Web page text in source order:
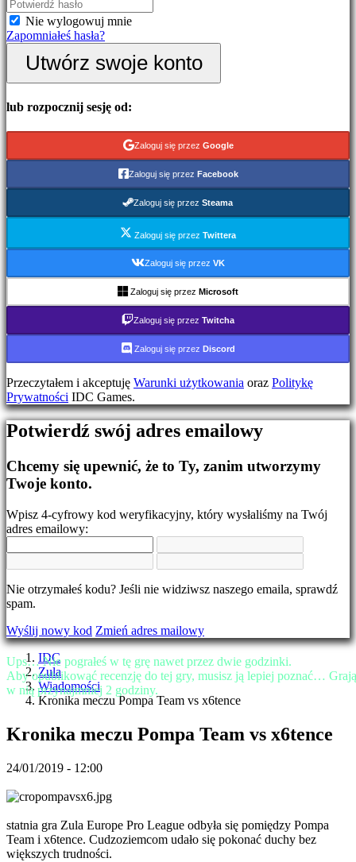
Wydarzenia
w
grze
Media
IDC
IDC
Wsparcie
Konto
się
się
hasła?
Zmień
język
AR
BS
CS
DE
EL
EN
FI
FR
KO
NL
PL
PT
RO
RU
SR
TR
VI
ZH
Gra
Nie wylogowuj mnie
Zapomniałeś hasła?
Utwórz swoje konto
lub rozpocznij sesję od:
Zaloguj się przez Google
Zaloguj się przez Facebook
Zaloguj się przez Steama
Zaloguj się przez Twittera
Zaloguj się przez VK
Zaloguj się przez Microsoft
Zaloguj się przez Twitcha
Zaloguj się przez Discord
Przeczytałem i akceptuję Warunki użytkowania oraz Politykę
Prywatności IDC Games.
Potwierdź swój adres emailowy
Chcemy się upewnić, że to Ty, zanim utworzymy
Twoje konto.
Wpisz 4-cyfrowy kod weryfikacyjny, który wysłaliśmy na Twój
adres emailowy:
Nie otrzymałeś kodu? Jeśli nie widziwsz naszego emaila, sprawdź
spam.
Wyślij nowy kod Zmień adres mailowy
IDC
Zula
Wiadomości
Kronika meczu Pompa Team vs x6tence
Kronika meczu Pompa Team vs x6tence
24/01/2019 - 12:00
statnia gra Zula Europe Pro League odbyła się pomiędzy Pompa
Team i x6tence. Cudzoziemcom udało się pokonać duchy bez
większych trudności.
Ups… Nie pograłeś w tę grę nawet przez dwie godzinki.
Aby opublikować recenzję do tej gry, musisz ją lepiej poznać…
w nią przynajmniej 2 godziny.